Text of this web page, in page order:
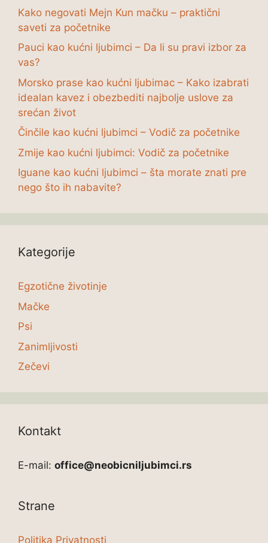
Kako negovati Mejn Kun mačku – praktični
saveti za početnike
Pauci kao kućni ljubimci – Da li su pravi izbor za
vas?
Morsko prase kao kućni ljubimac – Kako izabrati
idealan kavez i obezbediti najbolje uslove za
srećan život
Činčile kao kućni ljubimci – Vodič za početnike
Zmije kao kućni ljubimci: Vodič za početnike
Iguane kao kućni ljubimci – šta morate znati pre
nego što ih nabavite?
Kategorije
Egzotične životinje
Mačke
Psi
Zanimljivosti
Zečevi
Kontakt
E-mail: office@neobicniljubimci.rs
Strane
Politika Privatnosti